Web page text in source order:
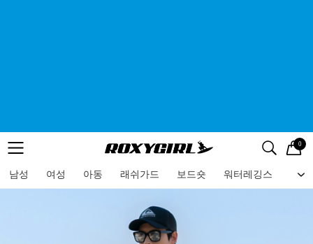
메뉴 검색
로고 0
남성 여성 아동 래쉬가드 보드숏 워터레깅스 비
메뉴